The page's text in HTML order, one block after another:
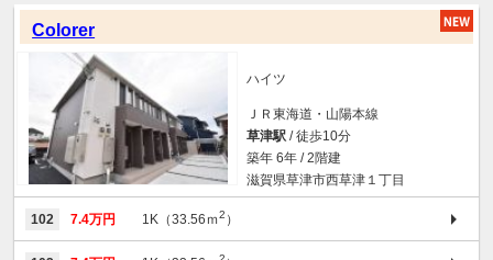
Colorer
ハイツ
ＪＲ東海道・山陽本線
草津駅 / 徒歩10分
築年 6年 / 2階建
滋賀県草津市西草津１丁目
102 7.4万円 1K（33.56ｍ2 ）